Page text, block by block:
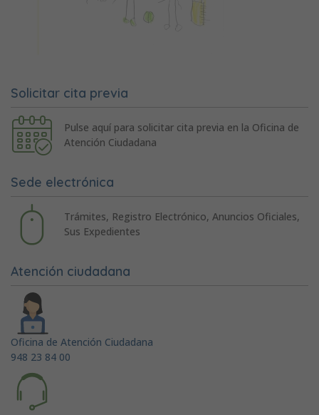
Solicitar cita previa
Pulse aquí para solicitar cita previa en la Oficina de
Atención Ciudadana
Sede electrónica
Trámites, Registro Electrónico, Anuncios Oficiales,
Sus Expedientes
Atención ciudadana
Oficina de Atención Ciudadana
948 23 84 00